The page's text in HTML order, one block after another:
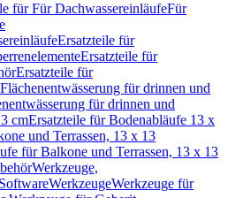
für Für DachwassereinläufeFür
Ersatzteile für
Ersatzteile für
Ersatzteile für
Flächenentwässerung für drinnen und
für drinnen und
cmErsatzteile für Bodenabläufe 13 x
und Terrassen, 13 x 13
für Balkone und Terrassen, 13 x 13
Werkzeuge,
WerkzeugeWerkzeuge für